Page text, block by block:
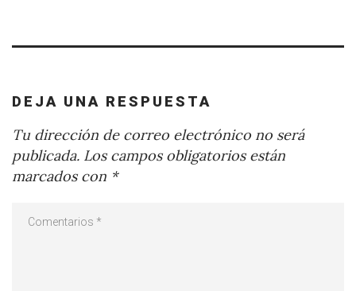
DEJA UNA RESPUESTA
Tu dirección de correo electrónico no será
publicada. Los campos obligatorios están
marcados con *